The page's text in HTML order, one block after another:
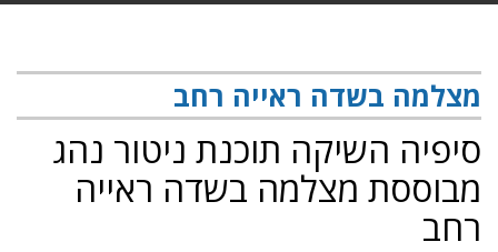
מצלמה בשדה ראייה רחב
סיפיה השיקה תוכנת ניטור נהג
מבוססת מצלמה בשדה ראייה
רחב